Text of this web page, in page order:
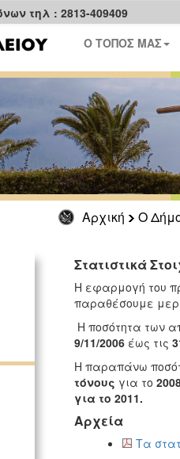
τηλ : 2813-409409
Ο ΤΟΠΟΣ ΜΑΣ
Αρχική Ο
Στατιστικά
H εφαρμογή του
παραθέσουμε
Η ποσότητα των
9/11/2006έως τις
Η παραπάνω
τόνους για το
για το 2011.
Αρχεία
Τα